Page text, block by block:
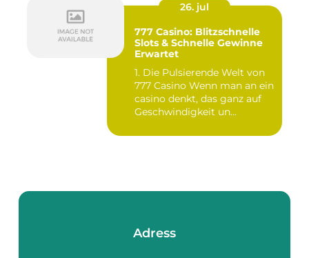
26. jul
777 Casino: Blitzschnelle
Slots & Schnelle Gewinne
Erwartet
1. Die Pulsierende Welt von
777 Casino Wenn man an ein
casino denkt, das ganz auf
Geschwindigkeit un...
Adress